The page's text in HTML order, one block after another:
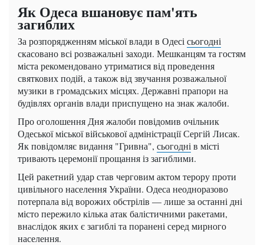
Як Одеса вшановує пам'ять
загиблих
За розпорядженням міської влади в Одесі сьогодні
скасовано всі розважальні заходи. Мешканцям та гостям
міста рекомендовано утриматися від проведення
святкових подій, а також від звучання розважальної
музики в громадських місцях. Державні прапори на
будівлях органів влади приспущено на знак жалоби.
Про оголошення Дня жалоби повідомив очільник
Одеської міської військової адміністрації Сергій Лисак.
Як повідомляє видання "Гривна", сьогодні в місті
тривають церемонії прощання із загиблими.
Цей ракетний удар став черговим актом терору проти
цивільного населення України. Одеса неодноразово
потерпала від ворожих обстрілів — лише за останні дні
місто пережило кілька атак балістичними ракетами,
внаслідок яких є загиблі та поранені серед мирного
населення.